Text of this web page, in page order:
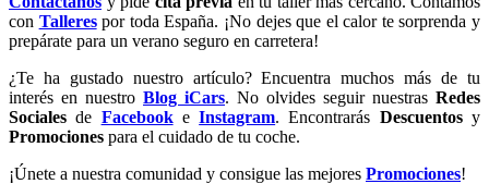
con Tallerespor toda España. ¡No dejes que el calor te sorprenda y
prepárate para un verano seguro en carretera!
¿Te ha gustado nuestro artículo? Encuentra muchos más de tu
interés en nuestro Blog iCars. No olvides seguir nuestras Redes
Sociales de FacebookeInstagram. Encontrarás Descuentosy
Promociones para el cuidado de tu coche.
¡Únete a nuestra comunidad y consigue las mejores Promociones!